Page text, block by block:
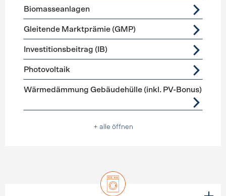
Förderprogramme
Biomasseanlagen
Gleitende Marktprämie (GMP)
Investitionsbeitrag (IB)
Photovoltaik
Wärmedämmung Gebäudehülle (inkl. PV-Bonus)
+ alle öffnen